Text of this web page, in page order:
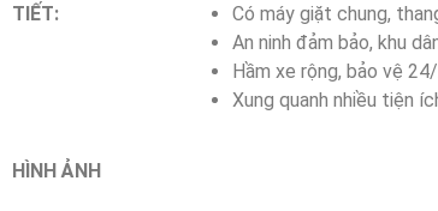
TIẾT:
Có máy giặt chung,
An ninh đảm bảo, khu
Hầm xe rộng, bảo vệ
Xung quanh nhiều tiện
HÌNH ẢNH